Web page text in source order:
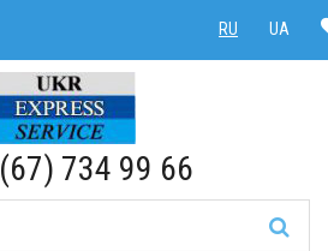
UA
RU UA
RU
734 99 66